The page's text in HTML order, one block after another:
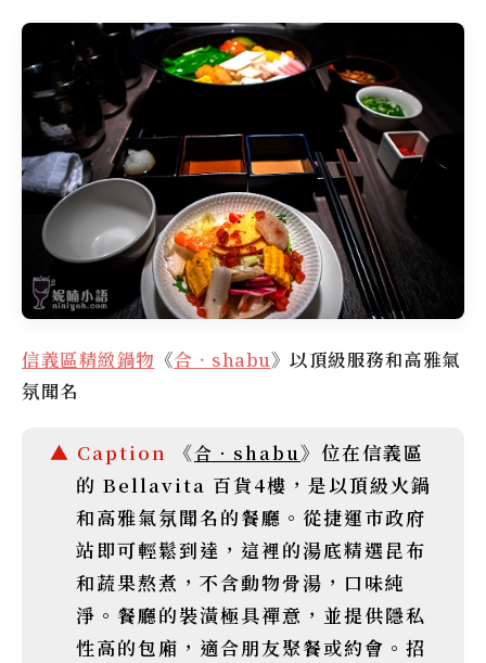
信義區精緻鍋物 《合‧shabu》以頂級服務和高雅氣
氛聞名
《合‧shabu》位在信義區
的 Bellavita 百貨4樓，是以頂級火鍋
和高雅氣氛聞名的餐廳。從捷運市政府
站即可輕鬆到達，這裡的湯底精選昆布
和蔬果熬煮，不含動物骨湯，口味純
淨。餐廳的裝潢極具禪意，並提供隱私
性高的包廂，適合朋友聚餐或約會。招